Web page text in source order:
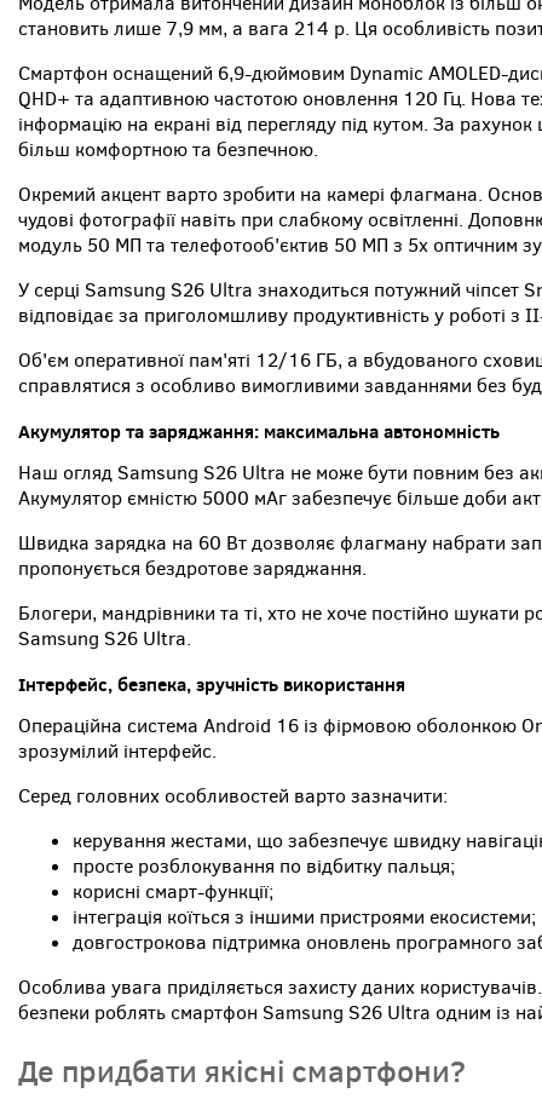
становить лише 7,9 мм, а вага 214 р. Ця особливість
Смартфон оснащений 6,9-дюймовим Dynamic AMOLED-
QHD+ та адаптивною частотою оновлення 120 Гц. Нова
інформацію на екрані від перегляду під кутом. За
більш комфортною та безпечною.
Окремий акцент варто зробити на камері флагмана.
чудові фотографії навіть при слабкому освітленні.
модуль 50 МП та телефотооб'єктив 50 МП з 5х оптичним
У серці Samsung S26 Ultra знаходиться потужний чіпсет
відповідає за приголомшливу продуктивність у роботі з
Об'єм оперативної пам'яті 12/16 ГБ, а вбудованого
справлятися з особливо вимогливими завданнями без
Акумулятор та заряджання: максимальна автономність
Наш огляд Samsung S26 Ultra не може бути повним без
Акумулятор ємністю 5000 мАг забезпечує більше доби
Швидка зарядка на 60 Вт дозволяє флагману набрати
пропонується бездротове заряджання.
Блогери, мандрівники та ті, хто не хоче постійно шукати
Samsung S26 Ultra.
Інтерфейс, безпека, зручність використання
Операційна система Android 16 із фірмовою оболонкою
зрозумілий інтерфейс.
Серед головних особливостей варто зазначити:
керування жестами, що забезпечує швидку
просте розблокування по відбитку пальця;
корисні смарт-функції;
інтеграція коїться з іншими пристроями екосистеми;
довгострокова підтримка оновлень програмного
Особлива увага приділяється захисту даних
безпеки роблять смартфон Samsung S26 Ultra одним із
Де придбати якісні смартфони?